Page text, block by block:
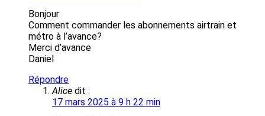
Bonjour
Comment commander les abonnements airtrain et
métro à l’avance?
Merci d’avance
Daniel
Répondre
Alice dit :
17 mars 2025 à 9 h 22 min